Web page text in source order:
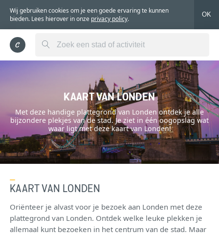
Wij gebruiken cookies om je een goede ervaring te kunnen
bieden. Lees hierover in onze privacy policy.
OK
KAART VAN LONDEN
Met deze handige plattegrond van Londen ontdek je alle
bijzondere plekjes van de stad. Je ziet in één oogopslag wat
waar ligt met deze kaart van Londen!
KAART VAN LONDEN
Oriënteer je alvast voor je bezoek aan Londen met deze
plattegrond van Londen. Ontdek welke leuke plekken je
allemaal kunt bezoeken in het centrum van de stad. Maar